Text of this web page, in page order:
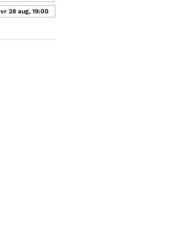
vr 28 aug, 19:00